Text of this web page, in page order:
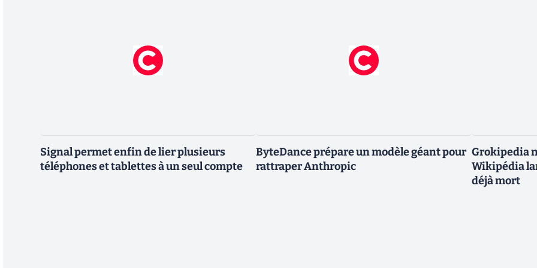
Signal permet enfin de lier plusieurs
téléphones et tablettes à un seul compte
ByteDance prépare un modèle géant pour
rattraper Anthropic
Grokipedia
Wikipédia
déjà mort